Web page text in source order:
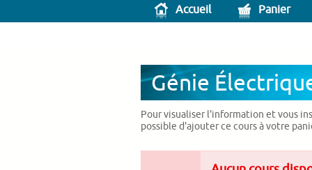
Accueil Panier
Génie
Pour visualiser l'information et vous
possible d'ajouter ce cours à votre